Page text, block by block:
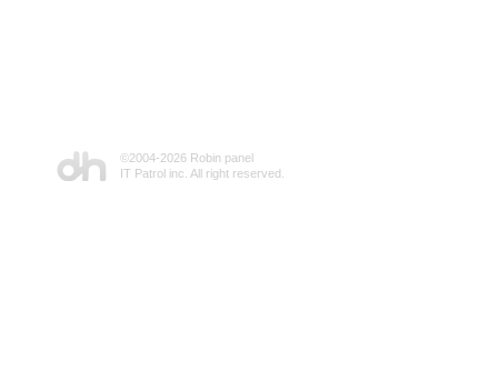
©2004-2026 Robin panel
IT Patrol inc. All right reserved.